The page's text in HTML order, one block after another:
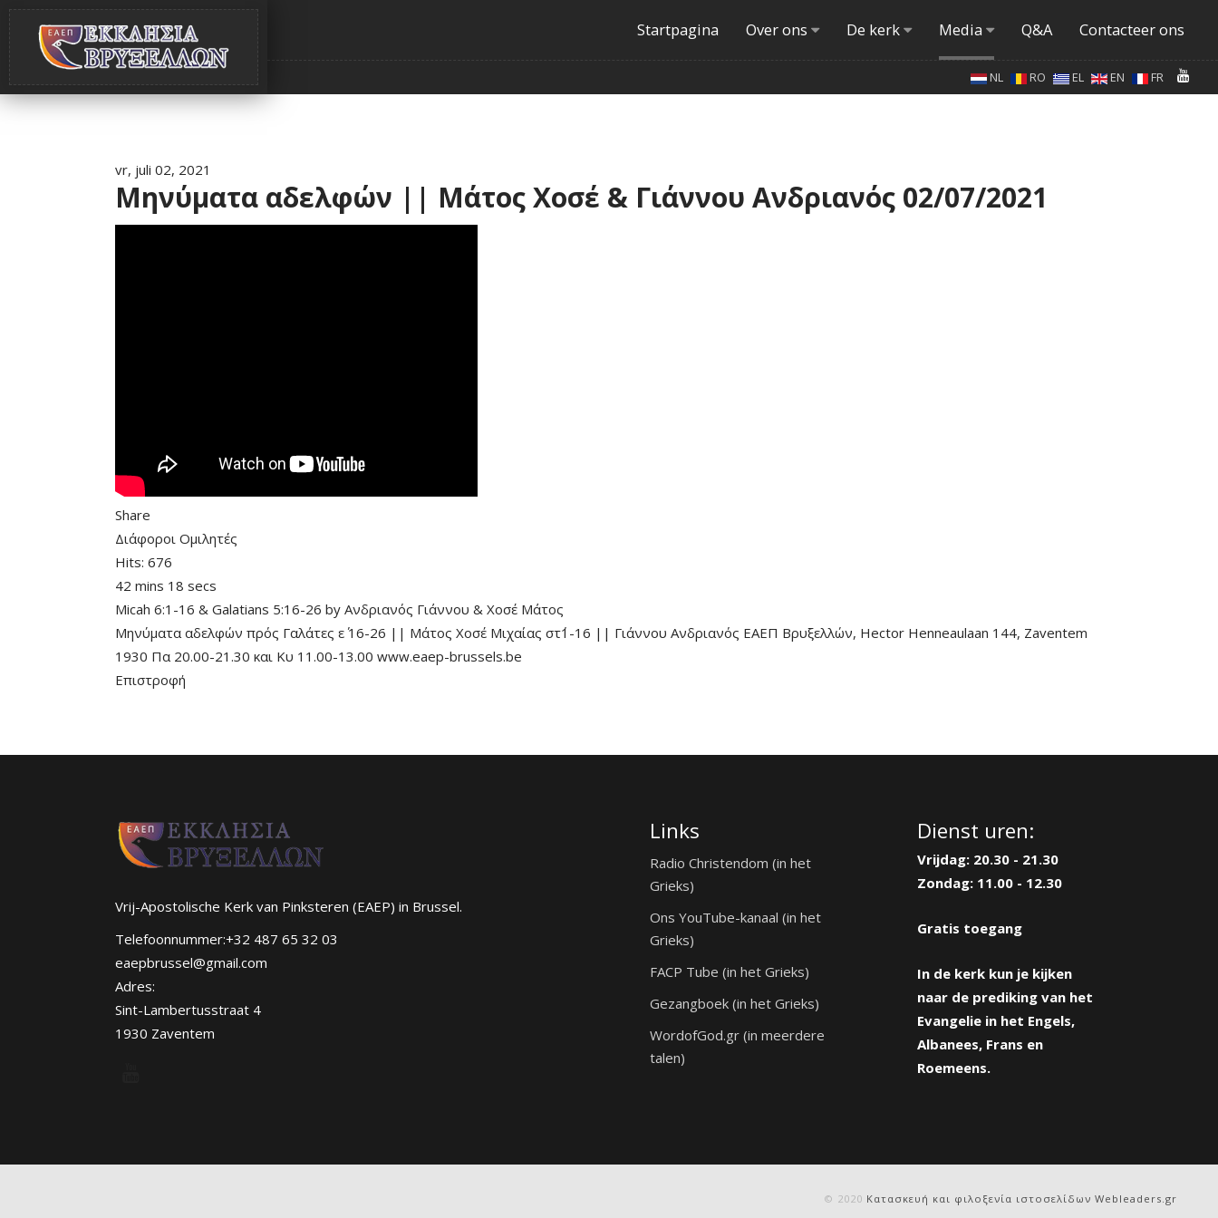
Startpagina Over ons De kerk Media Q&A Contacteer ons
NL RO EL EN FR
vr, juli 02, 2021
Μηνύματα αδελφών || Μάτος Χοσέ & Γιάννου Ανδριανός 02/07/2021
Share
Διάφοροι Ομιλητές
Hits: 676
42 mins 18 secs
Micah 6:1-16 & Galatians 5:16-26 by Ανδριανός Γιάννου & Χοσέ Μάτος
Μηνύματα αδελφών πρός Γαλάτες ε΄ 16-26 || Μάτος Χοσέ Μιχαίας στ΄1-16 || Γιάννου Ανδριανός ΕΑΕΠ Βρυξελλών, Hector Henneaulaan 144, Zaventem
1930 Πα 20.00-21.30 και Κυ 11.00-13.00 www.eaep-brussels.be
Επιστροφή
Vrij-Apostolische Kerk van Pinksteren (EAEP) in Brussel.
Telefoonnummer:+32 487 65 32 03
eaepbrussel@gmail.com
Adres:
Sint-Lambertusstraat 4
1930 Zaventem
Links
Radio Christendom (in het
Grieks)
Ons YouTube-kanaal (in het
Grieks)
FACP Tube (in het Grieks)
Gezangboek (in het Grieks)
WordofGod.gr (in meerdere
talen)
Dienst uren:
Vrijdag: 20.30 - 21.30
Zondag: 11.00 - 12.30
Gratis toegang
In de kerk kun je kijken
naar de prediking van het
Evangelie in het Engels,
Albanees, Frans en
Roemeens.
© 2020 Κατασκευή και φιλοξενία ιστοσελίδων Webleaders.gr